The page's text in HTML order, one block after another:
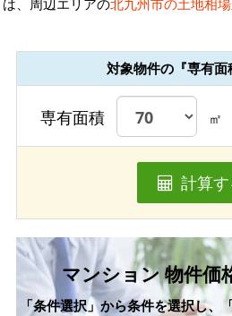
は、周辺エリアの北九州市の土地相場
対象物件の『専有面
専有面積 ㎡
計算す
マンション 物件価
「条件選択」から条件を選択し、